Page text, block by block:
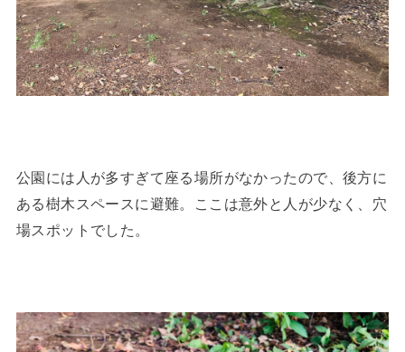
公園には人が多すぎて座る場所がなかったので、後方に
ある樹木スペースに避難。ここは意外と人が少なく、穴
場スポットでした。